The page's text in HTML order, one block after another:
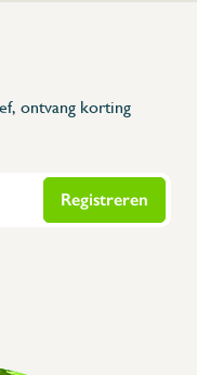
| België | BNP Paribas Fortis:
ontvang korting
Registreren